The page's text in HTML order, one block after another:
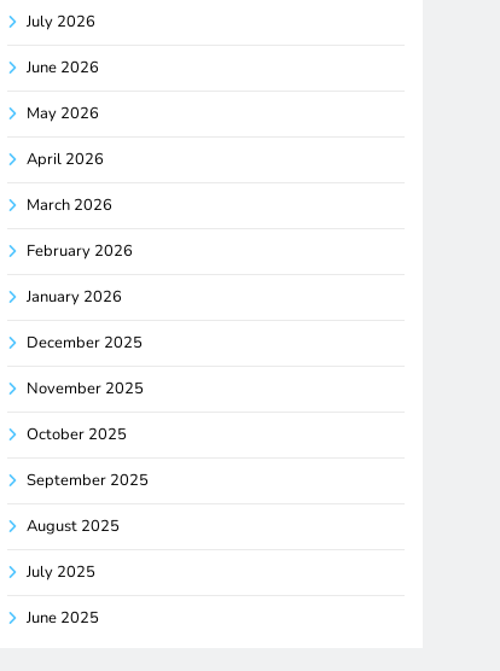
July 2026
June 2026
May 2026
April 2026
March 2026
February 2026
January 2026
December 2025
November 2025
October 2025
September 2025
August 2025
July 2025
June 2025